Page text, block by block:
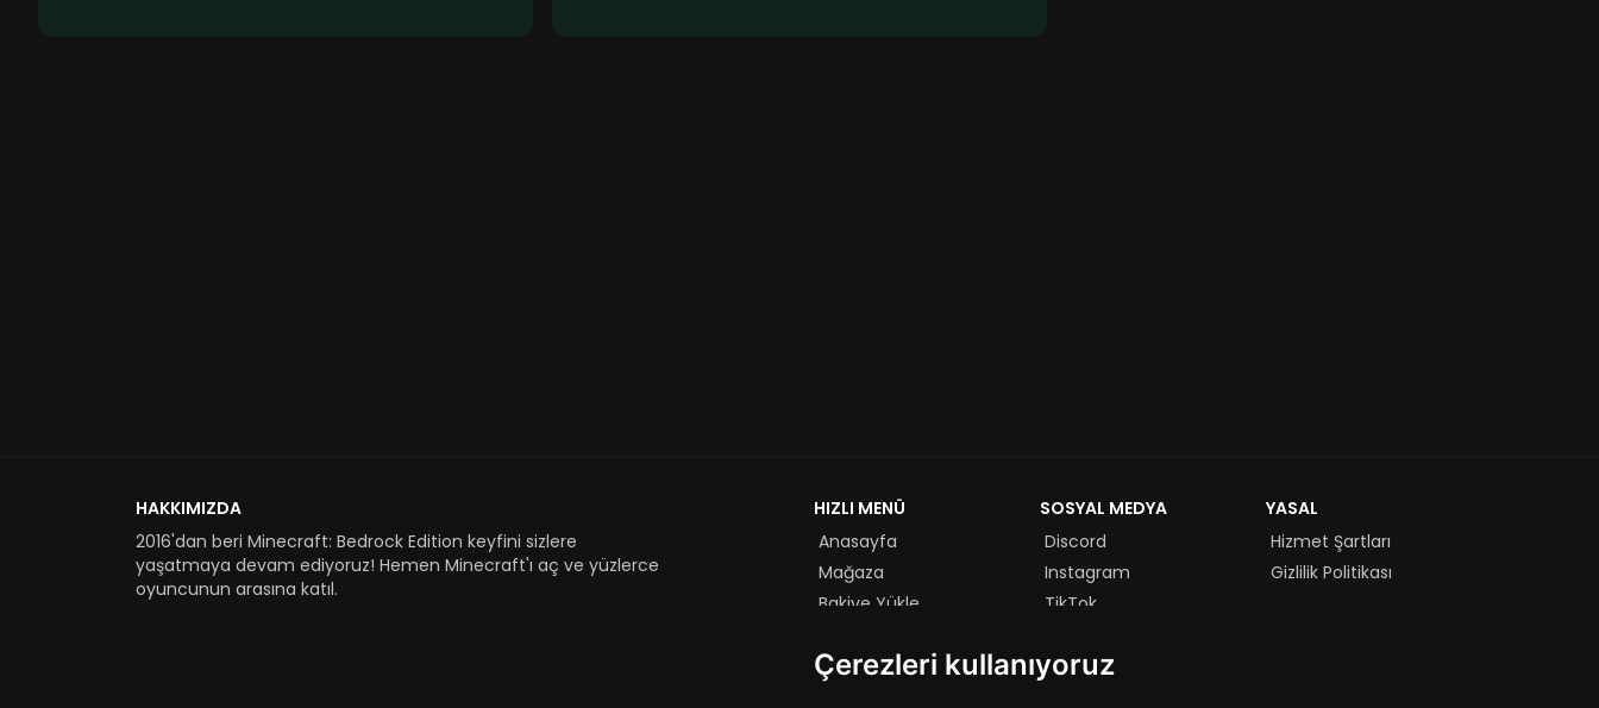
Çerezleri kullanıyoruz
HAKKIMIZDA
2016'dan beri Minecraft: Bedrock Edition keyfini sizlere
yaşatmaya devam ediyoruz! Hemen Minecraft'ı aç ve yüzlerce
oyuncunun arasına katıl.
HIZLI MENÜ
Anasayfa
Mağaza
Bakiye Yükle
Yardım
SOSYAL MEDYA
Discord
Instagram
TikTok
YASAL
Hizmet Şartları
Gizlilik Politikası